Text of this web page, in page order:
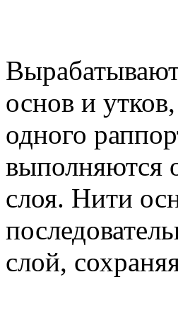
основ и
одного
выполняются
слоя. Нити
слой,